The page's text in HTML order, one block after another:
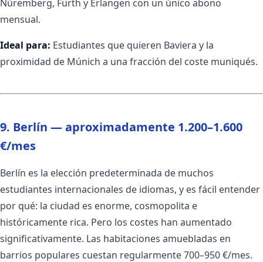
Núremberg, Fürth y Erlangen con un único abono
mensual.
Ideal para: Estudiantes que quieren Baviera y la
proximidad de Múnich a una fracción del coste muniqués.
9. Berlín — aproximadamente 1.200–1.600
€/mes
Berlín es la elección predeterminada de muchos
estudiantes internacionales de idiomas, y es fácil entender
por qué: la ciudad es enorme, cosmopolita e
históricamente rica. Pero los costes han aumentado
significativamente. Las habitaciones amuebladas en
barrios populares cuestan regularmente 700–950 €/mes.